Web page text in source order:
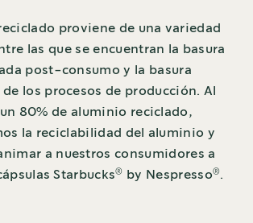
proviene de una variedad
las que se encuentran la basura
post-consumo y la basura
los procesos de producción. Al
80% de aluminio reciclado,
la reciclabilidad del aluminio y
a nuestros consumidores a
Starbucks® by Nespresso®.